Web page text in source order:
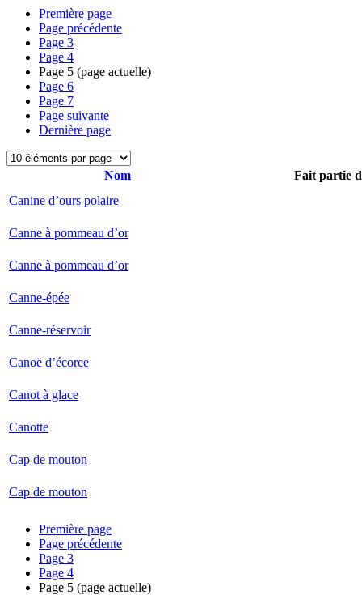
Première page
Page précédente
Page 3
Page 4
Page 5 (page actuelle)
Page 6
Page 7
Page suivante
Dernière page
Nom
Fait partie
Canine d’ours polaire
Canne à pommeau d’or
Canne à pommeau d’or
Canne-épée
Canne-réservoir
Canoë d’écorce
Canot à glace
Canotte
Cap de mouton
Cap de mouton
Première page
Page précédente
Page 3
Page 4
Page 5 (page actuelle)